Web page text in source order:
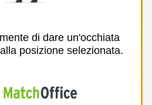
di dare un'occhiata
posizione selezionata.